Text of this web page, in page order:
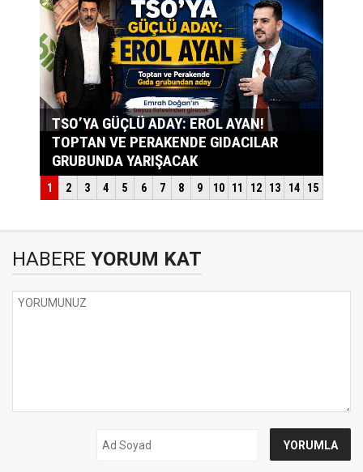
HABERE YORUM KAT